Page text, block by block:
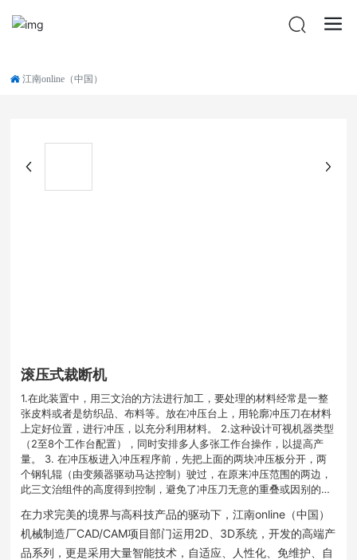
江南online（中国）
滚压式裁断机
1.在此装置中，用三文治的方法进行加工，要处理的材料经常是一整
张皮料或者是纺织品、布料等。放在冲压台上，用轮廓冲压刀在材料
上定好位置，进行冲压，以充分利用材料。 2.这种设计可视机器类型
（2至8个工作台配置），同时安排多人多张工作台操作，以提高产
量。 3. 在冲压板进入冲压程序前，先把上面的两块冲压板分开，两
个钢轧辊（由变频器驱动马达控制）驶过，在原来冲压范围的两边，
此三文治组件的高度得到控制，避免了冲压刀无意的重叠或因别的疏
在力求完美的境界与高科技产品的驱动下，江南online（中国）
机械制造厂CAD/CAM项目部门运用2D、3D系统，开发的高端产
品系列，更是采用大量智能技术，自适应、人性化、免维护、自